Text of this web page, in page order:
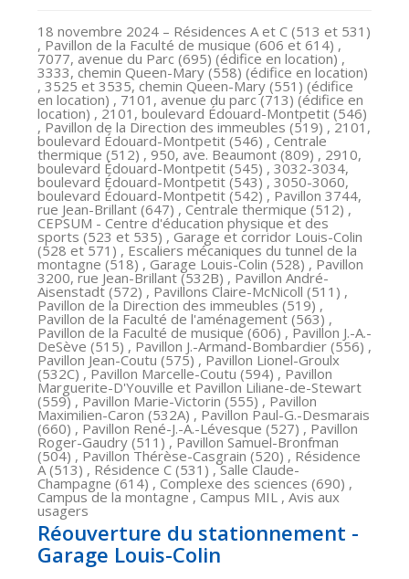
18 novembre 2024 – Résidences A et C (513 et 531)
, Pavillon de la Faculté de musique (606 et 614) ,
7077, avenue du Parc (695) (édifice en location) ,
3333, chemin Queen-Mary (558) (édifice en location)
, 3525 et 3535, chemin Queen-Mary (551) (édifice
en location) , 7101, avenue du parc (713) (édifice en
location) , 2101, boulevard Édouard-Montpetit (546)
, Pavillon de la Direction des immeubles (519) , 2101,
boulevard Édouard-Montpetit (546) , Centrale
thermique (512) , 950, ave. Beaumont (809) , 2910,
boulevard Édouard-Montpetit (545) , 3032-3034,
boulevard Édouard-Montpetit (543) , 3050-3060,
boulevard Édouard-Montpetit (542) , Pavillon 3744,
rue Jean-Brillant (647) , Centrale thermique (512) ,
CEPSUM - Centre d'éducation physique et des
sports (523 et 535) , Garage et corridor Louis-Colin
(528 et 571) , Escaliers mécaniques du tunnel de la
montagne (518) , Garage Louis-Colin (528) , Pavillon
3200, rue Jean-Brillant (532B) , Pavillon André-
Aisenstadt (572) , Pavillons Claire-McNicoll (511) ,
Pavillon de la Direction des immeubles (519) ,
Pavillon de la Faculté de l'aménagement (563) ,
Pavillon de la Faculté de musique (606) , Pavillon J.-A.-
DeSève (515) , Pavillon J.-Armand-Bombardier (556) ,
Pavillon Jean-Coutu (575) , Pavillon Lionel-Groulx
(532C) , Pavillon Marcelle-Coutu (594) , Pavillon
Marguerite-D'Youville et Pavillon Liliane-de-Stewart
(559) , Pavillon Marie-Victorin (555) , Pavillon
Maximilien-Caron (532A) , Pavillon Paul-G.-Desmarais
(660) , Pavillon René-J.-A.-Lévesque (527) , Pavillon
Roger-Gaudry (511) , Pavillon Samuel-Bronfman
(504) , Pavillon Thérèse-Casgrain (520) , Résidence
A (513) , Résidence C (531) , Salle Claude-
Champagne (614) , Complexe des sciences (690) ,
Campus de la montagne , Campus MIL , Avis aux
usagers
Réouverture du stationnement -
Garage Louis-Colin